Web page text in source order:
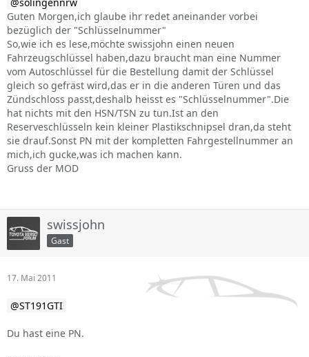
Guten Morgen,ich glaube ihr redet aneinander vorbei
bezüglich der "Schlüsselnummer"
So,wie ich es lese,möchte swissjohn einen neuen
Fahrzeugschlüssel haben,dazu braucht man eine Nummer
vom Autoschlüssel für die Bestellung damit der Schlüssel
gleich so gefräst wird,das er in die anderen Türen und das
Zündschloss passt,deshalb heisst es "Schlüsselnummer".Die
hat nichts mit den HSN/TSN zu tun.Ist an den
Reserveschlüsseln kein kleiner Plastikschnipsel dran,da steht
sie drauf.Sonst PN mit der kompletten Fahrgestellnummer an
mich,ich gucke,was ich machen kann.
Gruss der MOD
swissjohn
Gast
17. Mai 2011
ST191GTI
Du hast eine PN.